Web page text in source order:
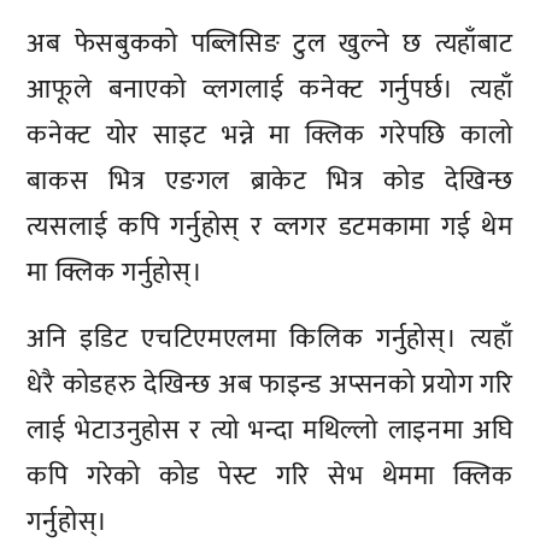
अब फेसबुकको पब्लिसिङ टुल खुल्ने छ त्यहाँबाट
आफूले बनाएको व्लगलाई कनेक्ट गर्नुपर्छ। त्यहाँ
कनेक्ट योर साइट भन्ने मा क्लिक गरेपछि कालो
बाकस भित्र एङगल ब्राकेट भित्र कोड देखिन्छ
त्यसलाई कपि गर्नुहोस् र व्लगर डटमकामा गई थेम
मा क्लिक गर्नुहोस्।
अनि इडिट एचटिएमएलमा किलिक गर्नुहोस्। त्यहाँ
धेरै कोडहरु देखिन्छ अब फाइन्ड अप्सनको प्रयोग गरि
लाई भेटाउनुहोस र त्यो भन्दा मथिल्लो लाइनमा अघि
कपि गरेको कोड पेस्ट गरि सेभ थेममा क्लिक
गर्नुहोस्।